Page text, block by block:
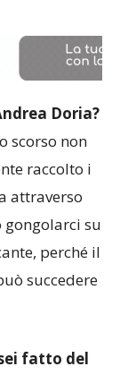
Doria?
scorso non
raccolto i
attraverso
su
perché il
succedere
fatto del